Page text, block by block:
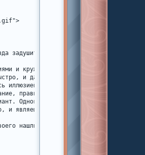
задушить своими идеалами любое
и кружками, сотнями увлечений,
и даже научилась не оказывать
иллюзией в путах материнской
правильные взгляды.
Однокурсники, а после и коллеги
являешься достойной женой
нашли с ног до головы мертвым, а